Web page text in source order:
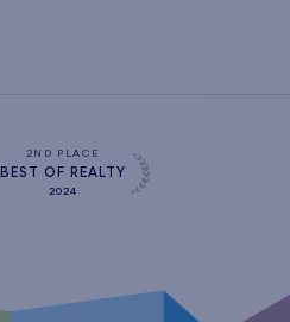
2ND PLACE
BEST OF REALTY
2024